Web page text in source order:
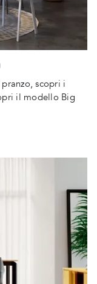
scopri i
il modello Big